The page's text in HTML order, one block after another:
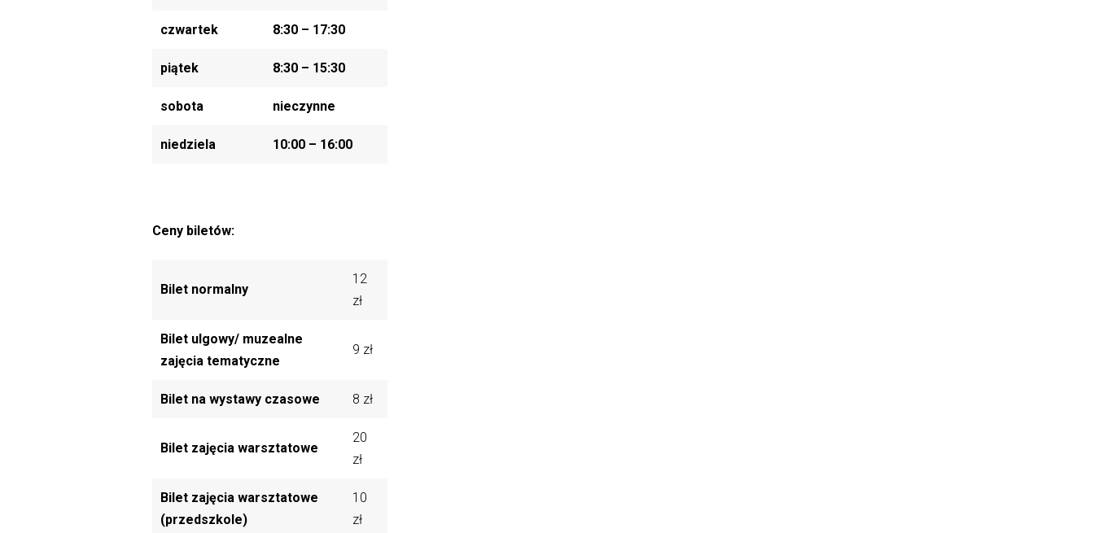
czwartek 8:30 – 17:30
piątek 8:30 – 15:30
sobota nieczynne
niedziela 10:00 – 16:00
Ceny biletów:
Bilet normalny
12
zł
Bilet ulgowy/ muzealne
zajęcia tematyczne
9 zł
Bilet na wystawy czasowe 8 zł
Bilet zajęcia warsztatowe
20
zł
Bilet zajęcia warsztatowe
(przedszkole)
10
zł